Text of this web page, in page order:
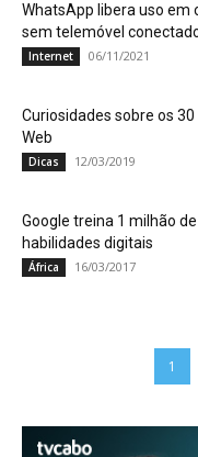
WhatsApp libera uso em
sem telemóvel
Internet 06/11/2021
Curiosidades sobre os
Web
Dicas 12/03/2019
Google treina 1 milhão
habilidades digitais
África 16/03/2017
1